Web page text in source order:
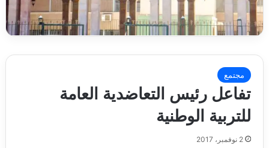
مجتمع
تفاعل رئيس التعاضدية العامة
للتربية الوطنية
2 نوفمبر، 2017